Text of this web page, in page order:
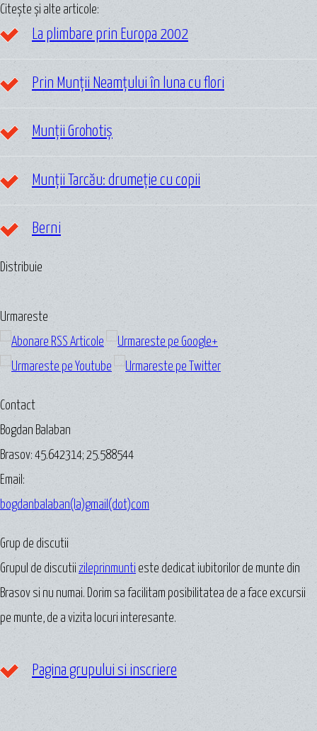
Citește și alte articole:
La plimbare prin Europa 2002
Prin Munții Neamțului în luna cu flori
Munții Grohotiș
Munții Tarcău: drumeție cu copii
Berni
Distribuie
Urmareste
Contact
Bogdan Balaban
Brasov: 45.642314; 25.588544
Email:
bogdanbalaban(la)gmail(dot)com
Grup de discutii
Grupul de discutii zileprinmunti este dedicat iubitorilor de munte din
Brasov si nu numai. Dorim sa facilitam posibilitatea de a face excursii
pe munte, de a vizita locuri interesante.
Pagina grupului si inscriere